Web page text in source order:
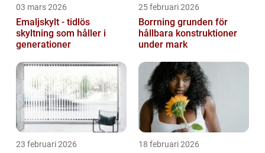
03 mars 2026
Emaljskylt - tidlös
skyltning som håller i
generationer
25 februari 2026
Borrning grunden för
hållbara konstruktioner
under mark
23 februari 2026 18 februari 2026